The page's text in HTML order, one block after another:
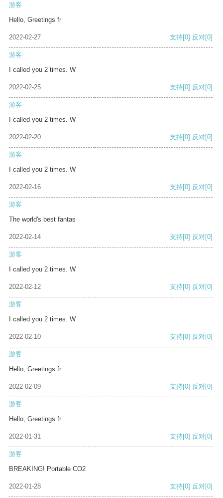
游客
Hello, Greetings fr
2022-02-27 支持[0] 反对[0]
游客
I called you 2 times. W
2022-02-25 支持[0] 反对[0]
游客
I called you 2 times. W
2022-02-20 支持[0] 反对[0]
游客
I called you 2 times. W
2022-02-16 支持[0] 反对[0]
游客
The world's best fantas
2022-02-14 支持[0] 反对[0]
游客
I called you 2 times. W
2022-02-12 支持[0] 反对[0]
游客
I called you 2 times. W
2022-02-10 支持[0] 反对[0]
游客
Hello, Greetings fr
2022-02-09 支持[0] 反对[0]
游客
Hello, Greetings fr
2022-01-31 支持[0] 反对[0]
游客
BREAKING! Portable CO2
2022-01-28 支持[0] 反对[0]